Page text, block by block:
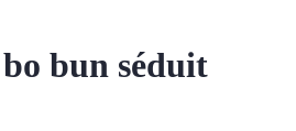
bun séduit